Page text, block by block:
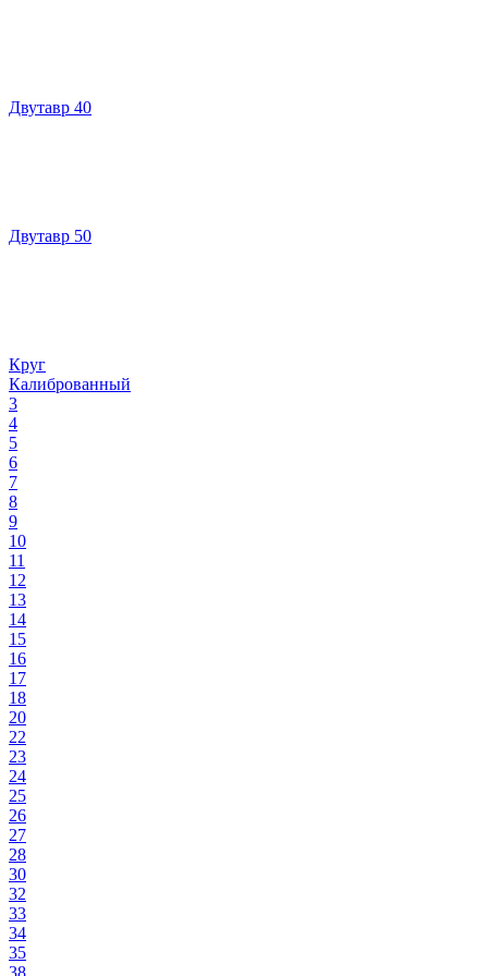
Двутавр 40
Двутавр 50
Круг
Калиброванный
3
4
5
6
7
8
9
10
11
12
13
14
15
16
17
18
20
22
23
24
25
26
27
28
30
32
33
34
35
38